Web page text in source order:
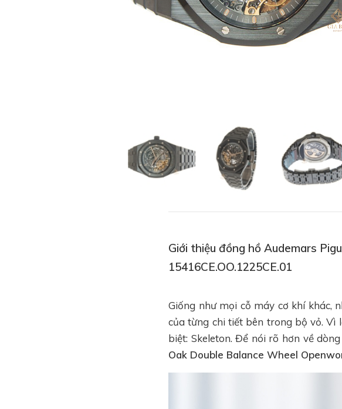
Giới thiệu đồng hồ Audemars
15416CE.OO.1225CE.01
Giống như mọi cỗ máy cơ khí khác,
của từng chi tiết bên trong bộ vỏ. Vì
biệt: Skeleton. Để nói rõ hơn về
Oak Double Balance Wheel